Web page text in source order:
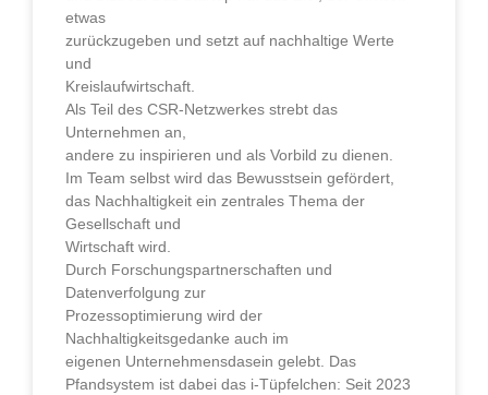
etwas
zurückzugeben und setzt auf nachhaltige Werte
und
Kreislaufwirtschaft.
Als Teil des CSR-Netzwerkes strebt das
Unternehmen an,
andere zu inspirieren und als Vorbild zu dienen.
Im Team selbst wird das Bewusstsein gefördert,
das Nachhaltigkeit ein zentrales Thema der
Gesellschaft und
Wirtschaft wird.
Durch Forschungspartnerschaften und
Datenverfolgung zur
Prozessoptimierung wird der
Nachhaltigkeitsgedanke auch im
eigenen Unternehmensdasein gelebt. Das
Pfandsystem ist dabei das i-Tüpfelchen: Seit 2023